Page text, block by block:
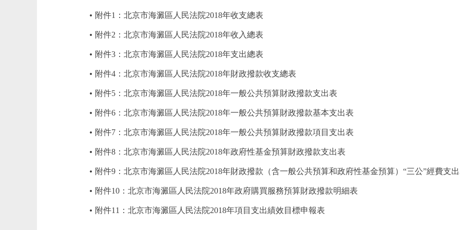
附件1：北京市海澱區人民法院2018年收支總表
附件2：北京市海澱區人民法院2018年收入總表
附件3：北京市海澱區人民法院2018年支出總表
附件4：北京市海澱區人民法院2018年財政撥款收支總表
附件5：北京市海澱區人民法院2018年一般公共預算財政撥款支出表
附件6：北京市海澱區人民法院2018年一般公共預算財政撥款基本支出表
附件7：北京市海澱區人民法院2018年一般公共預算財政撥款項目支出表
附件8：北京市海澱區人民法院2018年政府性基金預算財政撥款支出表
附件9：北京市海澱區人民法院2018年財政撥款（含一般公共預算和政府性基金預算）“三公”經費支
附件10：北京市海澱區人民法院2018年政府購買服務預算財政撥款明細表
附件11：北京市海澱區人民法院2018年項目支出績效目標申報表